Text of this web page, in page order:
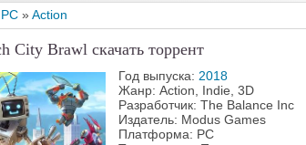
PC »Action
City Brawl скачать торрент
Год выпуска: 2018
Жанр: Action, Indie, 3D
Разработчик: The Balance Inc
Издатель: Modus Games
Платформа: PC